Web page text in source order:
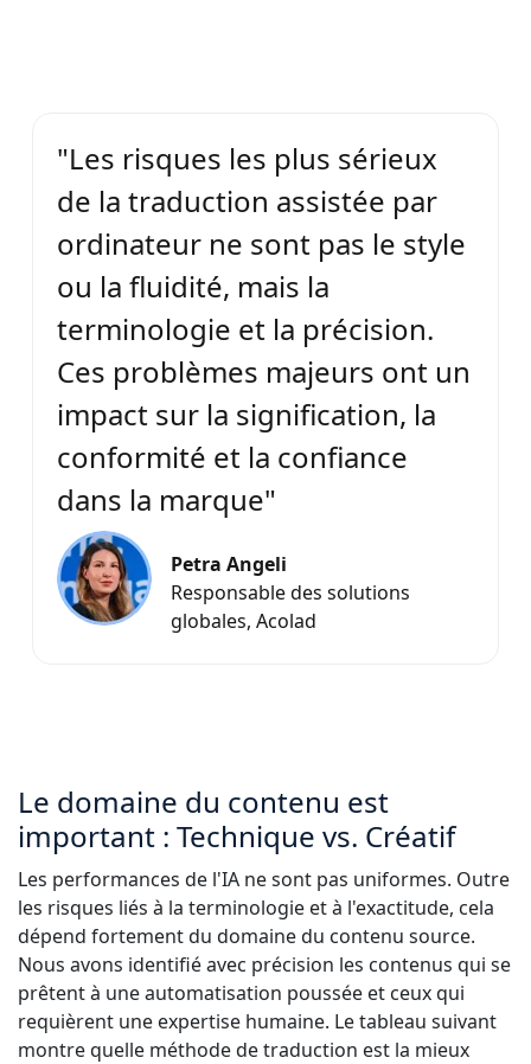
"Les risques les plus sérieux
de la traduction assistée par
ordinateur ne sont pas le style
ou la fluidité, mais la
terminologie et la précision.
Ces problèmes majeurs ont un
impact sur la signification, la
conformité et la confiance
dans la marque"
Petra Angeli
Responsable des solutions
globales, Acolad
Le domaine du contenu est
important : Technique vs. Créatif
Les performances de l'IA ne sont pas uniformes. Outre
les risques liés à la terminologie et à l'exactitude, cela
dépend fortement du domaine du contenu source.
Nous avons identifié avec précision les contenus qui se
prêtent à une automatisation poussée et ceux qui
requièrent une expertise humaine. Le tableau suivant
montre quelle méthode de traduction est la mieux